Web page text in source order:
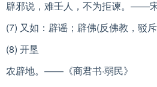
辟邪说，难壬人，不为拒谏。——
(7) 又如：辟谣；辟佛(反佛教，驳
(8) 开垦
农辟地。——《商君书·弱民》